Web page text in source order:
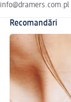
info@dramers.com.pl
Recomandări